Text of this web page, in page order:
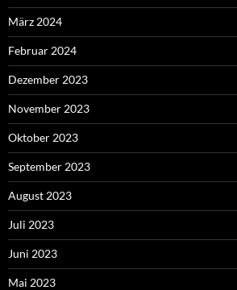
März 2024
Februar 2024
Dezember 2023
November 2023
Oktober 2023
September 2023
August 2023
Juli 2023
Juni 2023
Mai 2023